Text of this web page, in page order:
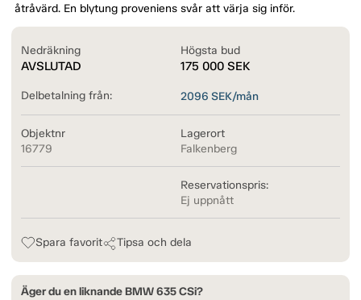
åtråvärd. En blytung proveniens svår att värja sig inför.
Nedräkning
AVSLUTAD
Högsta bud
175 000 SEK
Delbetalning från: 2096 SEK/mån
Objektnr
16779
Lagerort
Falkenberg
Reservationspris:
Ej uppnått
Spara favorit Tipsa och dela
Äger du en liknande BMW 635 CSi?